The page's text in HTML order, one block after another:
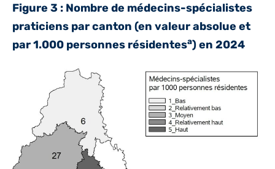
Figure 3 : Nombre de médecins-spécialistes
praticiens par canton (en valeur absolue et
par 1.000 personnes résidentesa) en 2024